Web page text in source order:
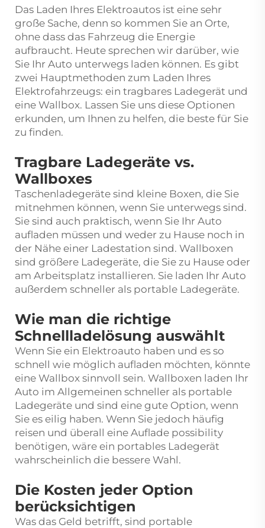
Das Laden Ihres Elektroautos ist eine sehr
große Sache, denn so kommen Sie an Orte,
ohne dass das Fahrzeug die Energie
aufbraucht. Heute sprechen wir darüber, wie
Sie Ihr Auto unterwegs laden können. Es gibt
zwei Hauptmethoden zum Laden Ihres
Elektrofahrzeugs: ein tragbares Ladegerät und
eine Wallbox. Lassen Sie uns diese Optionen
erkunden, um Ihnen zu helfen, die beste für Sie
zu finden.
Tragbare Ladegeräte vs.
Wallboxes
Taschenladegeräte sind kleine Boxen, die Sie
mitnehmen können, wenn Sie unterwegs sind.
Sie sind auch praktisch, wenn Sie Ihr Auto
aufladen müssen und weder zu Hause noch in
der Nähe einer Ladestation sind. Wallboxen
sind größere Ladegeräte, die Sie zu Hause oder
am Arbeitsplatz installieren. Sie laden Ihr Auto
außerdem schneller als portable Ladegeräte.
Wie man die richtige
Schnellladelösung auswählt
Wenn Sie ein Elektroauto haben und es so
schnell wie möglich aufladen möchten, könnte
eine Wallbox sinnvoll sein. Wallboxen laden Ihr
Auto im Allgemeinen schneller als portable
Ladegeräte und sind eine gute Option, wenn
Sie es eilig haben. Wenn Sie jedoch häufig
reisen und überall eine Auflade possibility
benötigen, wäre ein portables Ladegerät
wahrscheinlich die bessere Wahl.
Die Kosten jeder Option
berücksichtigen
Was das Geld betrifft, sind portable